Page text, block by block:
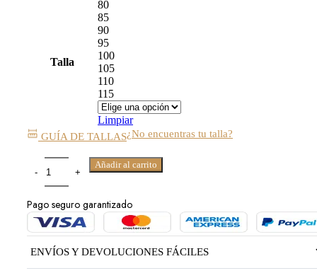
Talla
80
85
90
95
100
105
110
115
Limpiar
GUÍA DE TALLAS¿No encuentras tu talla?
Añadir al carrito
Pago seguro garantizado
ENVÍOS Y DEVOLUCIONES FÁCILES